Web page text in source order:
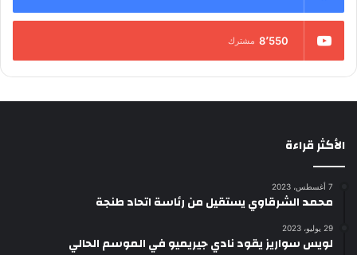
8٬550 مشترك
الأكثر قراءة
7 أغسطس، 2023
محمد الشرقاوي يستقيل من رئاسة اتحاد طنجة
29 يوليو، 2023
لويس سواريز يقود نادي جيريميو في الموسم الحالي